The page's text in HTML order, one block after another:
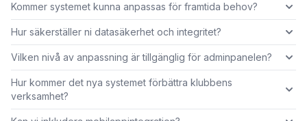
Kommer systemet kunna anpassas för framtida behov?
Hur säkerställer ni datasäkerhet och integritet?
Vilken nivå av anpassning är tillgänglig för adminpanelen?
Hur kommer det nya systemet förbättra klubbens
verksamhet?